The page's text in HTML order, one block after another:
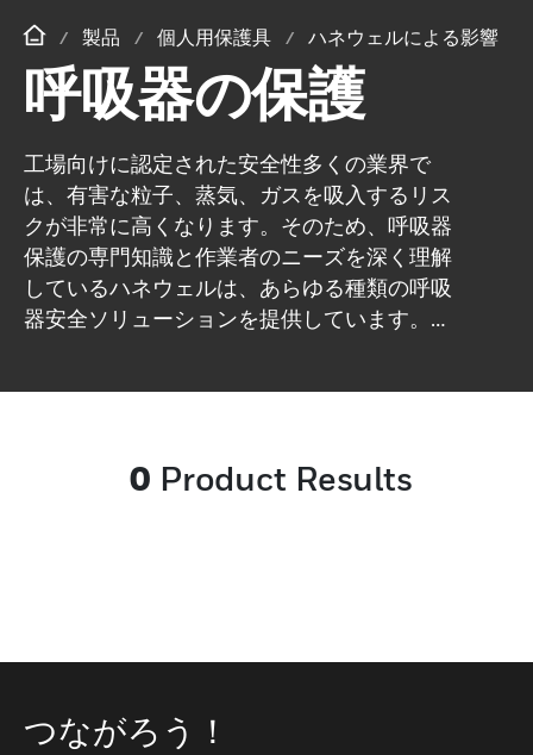
製品 個人用保護具 ハネウェルによる影響
呼吸器の保護
工場向けに認定された安全性多くの業界で
は、有害な粒子、蒸気、ガスを吸入するリス
クが非常に高くなります。そのため、呼吸器
保護の専門知識と作業者のニーズを深く理解
しているハネウェルは、あらゆる種類の呼吸
器安全ソリューションを提供しています。コ
0 Product Results
つながろう！